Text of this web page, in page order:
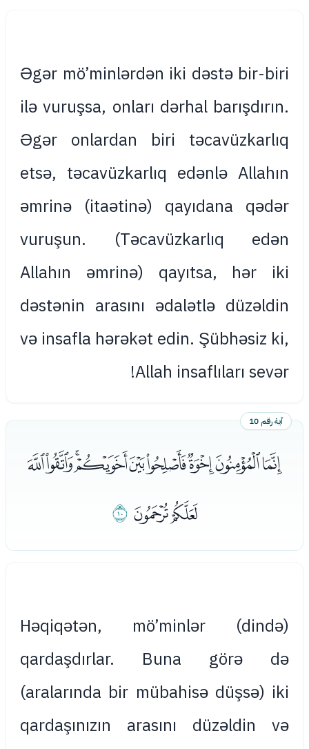
Əgər mö’minlərdən iki dəstə bir-biri
ilə vuruşsa, onları dərhal barışdırın.
Əgər onlardan biri təcavüzkarlıq
etsə, təcavüzkarlıq edənlə Allahın
əmrinə (itaətinə) qayıdana qədər
vuruşun. (Təcavüzkarlıq edən
Allahın əmrinə) qayıtsa, hər iki
dəstənin arasını ədalətlə düzəldin
və insafla hərəkət edin. Şübhəsiz ki,
Allah insaflıları sevər!
آية رقم 10
ﯜﯝﯞﯟﯠﯡﯢﯣﯤ
ﯥﯦﯧ
Həqiqətən, mö’minlər (dində)
qardaşdırlar. Buna görə də
(aralarında bir mübahisə düşsə) iki
qardaşınızın arasını düzəldin və